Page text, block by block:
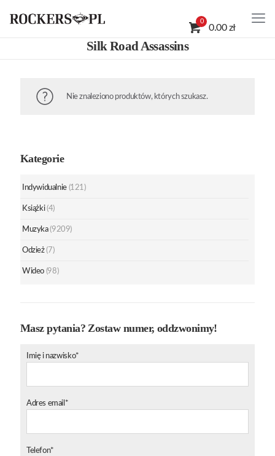
0
0.00 zł
Silk Road Assassins
Nie znaleziono produktów, których szukasz.
Kategorie
Indywidualnie (121)
Książki (4)
Muzyka (9209)
Odzież (7)
Wideo (98)
Masz pytania? Zostaw numer, oddzwonimy!
Imię i nazwisko*
Adres email*
Telefon*